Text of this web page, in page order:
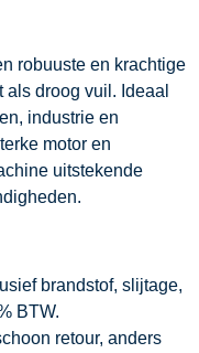
robuuste en krachtige
droog vuil. Ideaal
industrie en
motor en
uitstekende
brandstof, slijtage,
BTW.
retour, anders